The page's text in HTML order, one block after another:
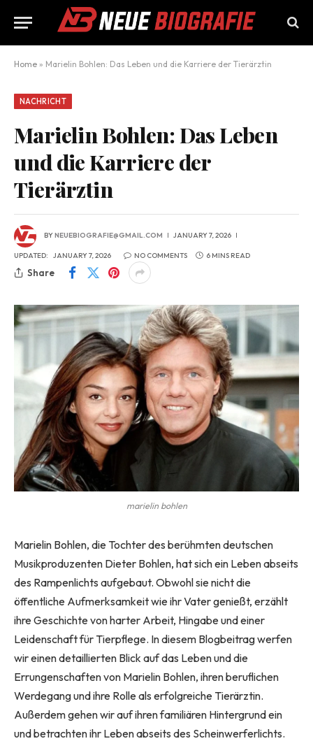
Home » Marielin Bohlen: Das Leben und die Karriere der Tierärztin
NACHRICHT
Marielin Bohlen: Das Leben
und die Karriere der
Tierärztin
BYNEUEBIOGRAFIE@GMAIL.COM JANUARY 7, 2026
UPDATED: JANUARY 7, 2026 NO COMMENTS 6 MINS READ
Share
marielin bohlen
Marielin Bohlen, die Tochter des berühmten deutschen
Musikproduzenten Dieter Bohlen, hat sich ein Leben abseits
des Rampenlichts aufgebaut. Obwohl sie nicht die
öffentliche Aufmerksamkeit wie ihr Vater genießt, erzählt
ihre Geschichte von harter Arbeit, Hingabe und einer
Leidenschaft für Tierpflege. In diesem Blogbeitrag werfen
wir einen detaillierten Blick auf das Leben und die
Errungenschaften von Marielin Bohlen, ihren beruflichen
Werdegang und ihre Rolle als erfolgreiche Tierärztin.
Außerdem gehen wir auf ihren familiären Hintergrund ein
und betrachten ihr Leben abseits des Scheinwerferlichts.